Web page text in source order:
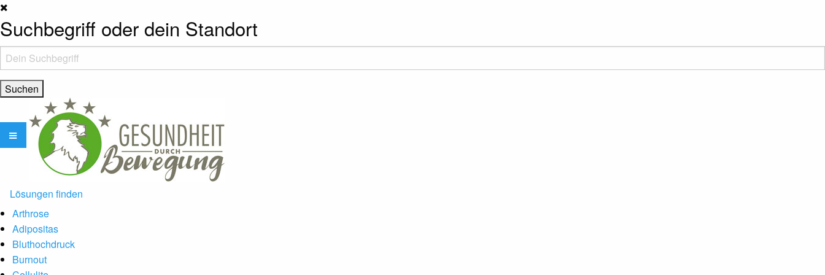
Suchbegriff oder dein Standort
Lösungen finden
Arthrose
Adipositas
Bluthochdruck
Burnout